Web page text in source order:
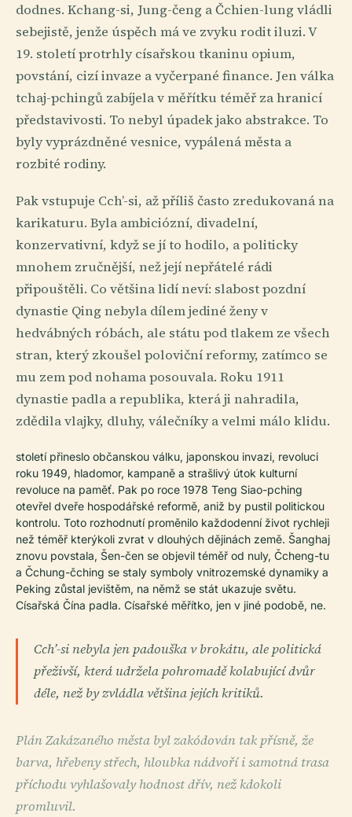
dodnes. Kchang-si, Jung-čeng a Čchien-lung vládli
sebejistě, jenže úspěch má ve zvyku rodit iluzi. V
19. století protrhly císařskou tkaninu opium,
povstání, cizí invaze a vyčerpané finance. Jen válka
tchaj-pchingů zabíjela v měřítku téměř za hranicí
představivosti. To nebyl úpadek jako abstrakce. To
byly vyprázdněné vesnice, vypálená města a
rozbité rodiny.
Pak vstupuje Cch’-si, až příliš často zredukovaná na
karikaturu. Byla ambiciózní, divadelní,
konzervativní, když se jí to hodilo, a politicky
mnohem zručnější, než její nepřátelé rádi
připouštěli. Co většina lidí neví: slabost pozdní
dynastie Qing nebyla dílem jediné ženy v
hedvábných róbách, ale státu pod tlakem ze všech
stran, který zkoušel poloviční reformy, zatímco se
mu zem pod nohama posouvala. Roku 1911
dynastie padla a republika, která ji nahradila,
zdědila vlajky, dluhy, válečníky a velmi málo klidu.
století přineslo občanskou válku, japonskou invazi, revoluci
roku 1949, hladomor, kampaně a strašlivý útok kulturní
revoluce na paměť. Pak po roce 1978 Teng Siao-pching
otevřel dveře hospodářské reformě, aniž by pustil politickou
kontrolu. Toto rozhodnutí proměnilo každodenní život rychleji
než téměř kterýkoli zvrat v dlouhých dějinách země. Šanghaj
znovu povstala, Šen-čen se objevil téměř od nuly, Čcheng-tu
a Čchung-čching se staly symboly vnitrozemské dynamiky a
Peking zůstal jevištěm, na němž se stát ukazuje světu.
Císařská Čína padla. Císařské měřítko, jen v jiné podobě, ne.
Cch’-si nebyla jen padouška v brokátu, ale politická
přeživší, která udržela pohromadě kolabující dvůr
déle, než by zvládla většina jejích kritiků.
Plán Zakázaného města byl zakódován tak přísně, že
barva, hřebeny střech, hloubka nádvoří i samotná trasa
příchodu vyhlašovaly hodnost dřív, než kdokoli
promluvil.